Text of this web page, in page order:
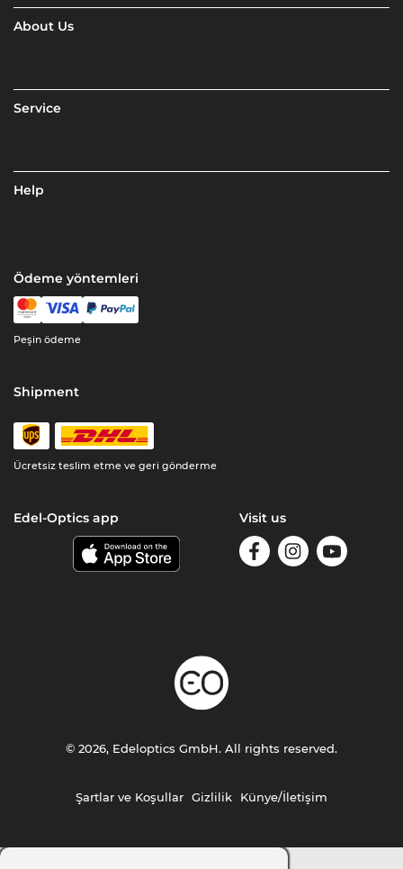
About Us
Service
Help
Ödeme yöntemleri
Peşin ödeme
Shipment
Ücretsiz teslim etme ve geri gönderme
Edel-Optics app Visit us
Şartlar ve Koşullar Gizlilik Künye/İletişim
© 2026, Edeloptics GmbH. All rights reserved.